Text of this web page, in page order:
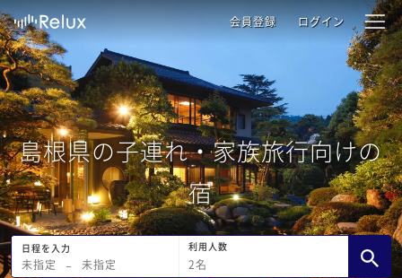
会員登録 ログイン
島根県の子連れ・家族旅行向けの
宿
日程を入力
未指定 − 未指定
利用人数
2名